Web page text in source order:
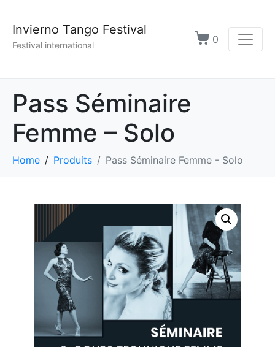
Invierno Tango Festival
Festival international 0
Pass Séminaire
Femme – Solo
Home Produits Pass Séminaire Femme - Solo